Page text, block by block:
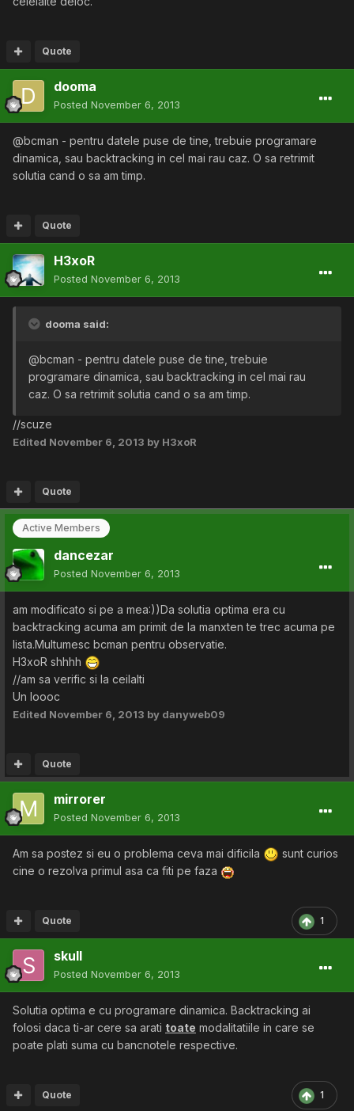
Quote
dooma
Posted November 6, 2013
@bcman - pentru datele puse de tine, trebuie programare
dinamica, sau backtracking in cel mai rau caz. O sa retrimit
solutia cand o sa am timp.
Quote
H3xoR
Posted November 6, 2013
dooma said:
@bcman - pentru datele puse de tine, trebuie
programare dinamica, sau backtracking in cel mai rau
caz. O sa retrimit solutia cand o sa am timp.
//scuze
Edited November 6, 2013 by H3xoR
Quote
Active Members
dancezar
Posted November 6, 2013
am modificato si pe a mea:))Da solutia optima era cu
backtracking acuma am primit de la manxten te trec acuma pe
lista.Multumesc bcman pentru observatie.
H3xoR shhhh
//am sa verific si la ceilalti
Un loooc
Edited November 6, 2013 by danyweb09
Quote
mirrorer
Posted November 6, 2013
Am sa postez si eu o problema ceva mai dificila
sunt curios
cine o rezolva primul asa ca fiti pe faza
1
Quote
skull
Posted November 6, 2013
Solutia optima e cu programare dinamica. Backtracking ai
folosi daca ti-ar cere sa arati toate modalitatiile in care se
poate plati suma cu bancnotele respective.
1
Quote